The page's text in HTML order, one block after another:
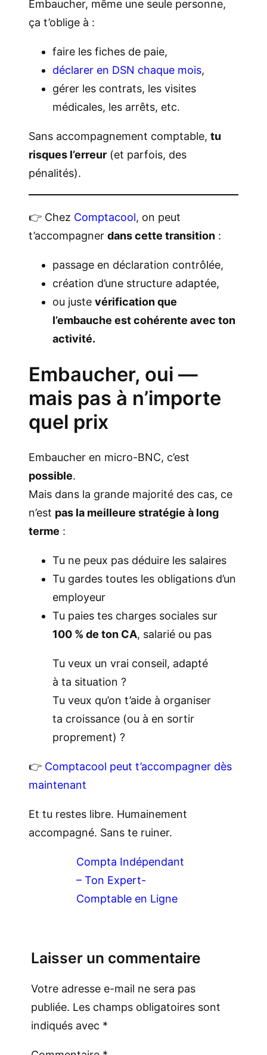
Embaucher, même une seule personne,
ça t’oblige à :
faire les fiches de paie,
déclarer en DSN chaque mois,
gérer les contrats, les visites
médicales, les arrêts, etc.
Sans accompagnement comptable, tu
risques l’erreur (et parfois, des
pénalités).
👉 Chez Comptacool, on peut
t’accompagner dans cette transition :
passage en déclaration contrôlée,
création d’une structure adaptée,
ou juste vérification que
l’embauche est cohérente avec ton
activité.
Embaucher, oui —
mais pas à n’importe
quel prix
Embaucher en micro-BNC, c’est
possible.
Mais dans la grande majorité des cas, ce
n’est pas la meilleure stratégie à long
terme :
Tu ne peux pas déduire les salaires
Tu gardes toutes les obligations d’un
employeur
Tu paies tes charges sociales sur
100 % de ton CA, salarié ou pas
Tu veux un vrai conseil, adapté
à ta situation ?
Tu veux qu’on t’aide à organiser
ta croissance (ou à en sortir
proprement) ?
👉 Comptacool peut t’accompagner dès
maintenant
Et tu restes libre. Humainement
accompagné. Sans te ruiner.
Compta Indépendant
– Ton Expert-
Comptable en Ligne
Laisser un commentaire
Votre adresse e-mail ne sera pas
publiée. Les champs obligatoires sont
indiqués avec *